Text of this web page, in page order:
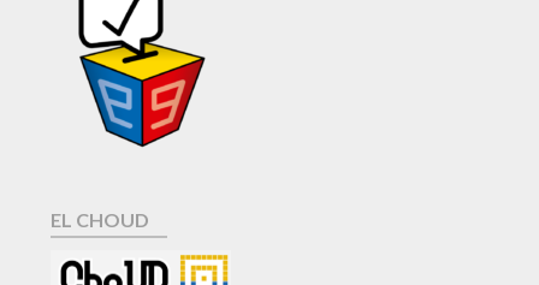
EL CHOUD